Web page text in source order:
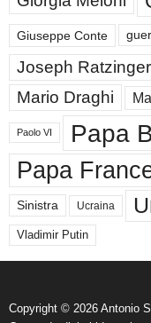
Giuseppe Conte
Joseph Ratzinger
Mario Draghi
Paolo VI Papa
Papa
Sinistra Ucraina
Vladimir Putin
Copyright © 2026 Antonio